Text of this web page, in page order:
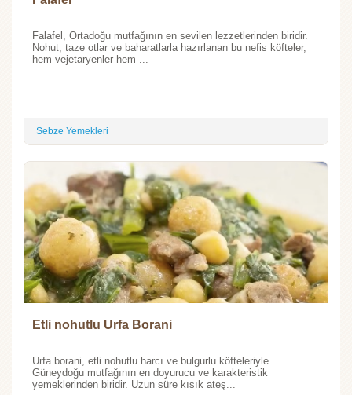
Falafel, Ortadoğu mutfağının en sevilen lezzetlerinden biridir.
Nohut, taze otlar ve baharatlarla hazırlanan bu nefis köfteler,
hem vejetaryenler hem ...
Sebze Yemekleri
Etli nohutlu Urfa Borani
Urfa borani, etli nohutlu harcı ve bulgurlu köfteleriyle
Güneydoğu mutfağının en doyurucu ve karakteristik
yemeklerinden biridir. Uzun süre kısık ateş...